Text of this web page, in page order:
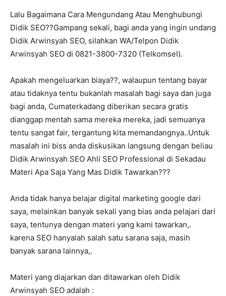
Lalu Bagaimana Cara Mengundang Atau Menghubungi
Didik SEO??Gampang sekali, bagi anda yang ingin undang
Didik Arwinsyah SEO, silahkan WA/Telpon Didik
Arwinsyah SEO di 0821-3800-7320 (Telkomsel).
Apakah mengeluarkan biaya??, walaupun tentang bayar
atau tidaknya tentu bukanlah masalah bagi saya dan juga
bagi anda, Cumaterkadang diberikan secara gratis
dianggap mentah sama mereka mereka, jadi semuanya
tentu sangat fair, tergantung kita memandangnya..Untuk
masalah ini biss anda diskusikan langsung dengan beliau
Didik Arwinsyah SEO Ahli SEO Professional di Sekadau
Materi Apa Saja Yang Mas Didik Tawarkan???
Anda tidak hanya belajar digital marketing google dari
saya, melainkan banyak sekali yang bias anda pelajari dari
saya, tentunya dengan materi yang kami tawarkan,.
karena SEO hanyalah salah satu sarana saja, masih
banyak sarana lainnya,.
Materi yang diajarkan dan ditawarkan oleh Didik
Arwinsyah SEO adalah :